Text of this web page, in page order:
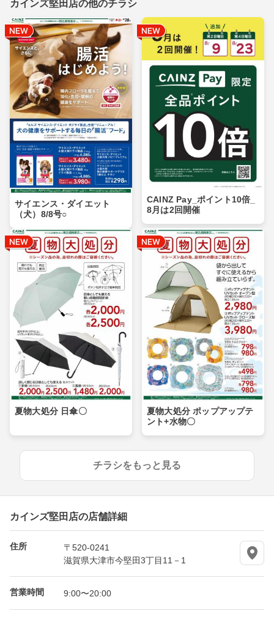
カインズ堅田店の他のチラシ
サイエンス・ダイエット
（犬）8/8号○
CAINZ Pay_ポイント10倍_
8月は2回開催
夏物大処分 日傘〇
夏物大処分 ポップアップテ
ント+水物〇
チラシをもっと見る
カインズ堅田店の店舗詳細
住所
〒520-0241
滋賀県大津市今堅田3丁目11－1
営業時間 9:00〜20:00